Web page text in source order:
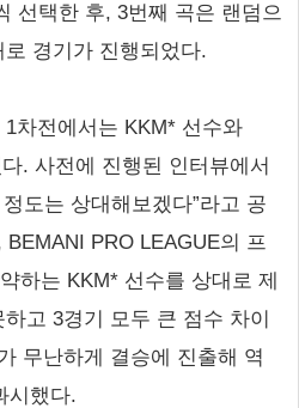
선택한 후, 3번째 곡은 랜덤으
경기가 진행되었다.
차전에서는 KKM* 선수와
. 사전에 진행된 인터뷰에서
도는 상대해보겠다”라고 공
PRO LEAGUE의 프
하는 KKM* 선수를 상대로 제
고 3경기 모두 큰 점수 차이
무난하게 결승에 진출해 역
시했다.